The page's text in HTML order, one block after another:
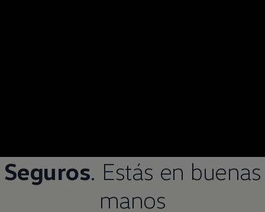
Seguros. Estás en buenas
manos